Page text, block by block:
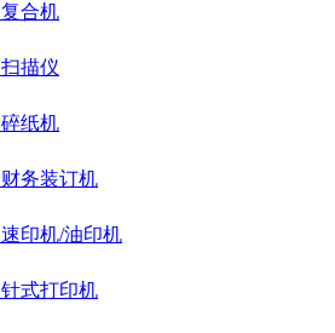
复合机
扫描仪
碎纸机
财务装订机
速印机/油印机
针式打印机